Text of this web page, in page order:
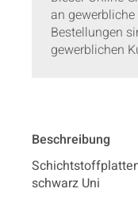
an
Bestellungen
gewerblichen
Beschreibung
schwarz Uni